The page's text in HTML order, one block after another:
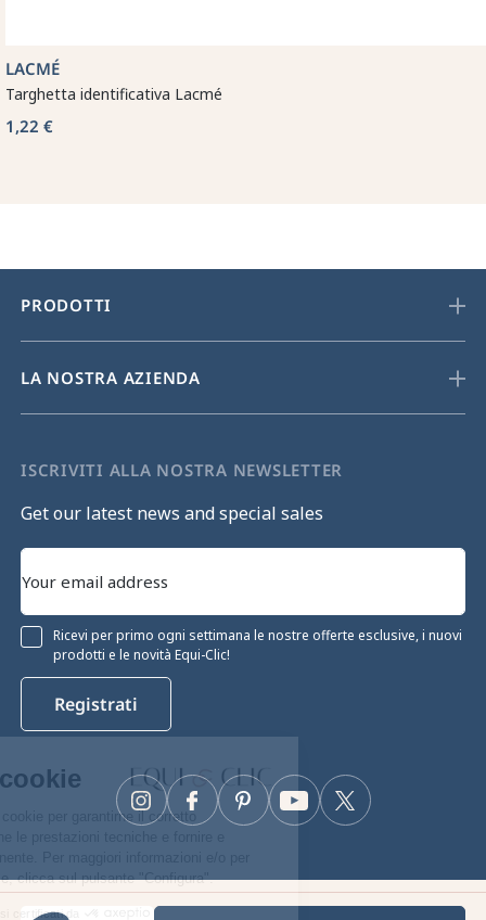
Gestione dei cookie
Il nostro sito web utilizza i cookie per garantirne il corretto
modificare le tue preferenze, clicca sul pulsante "Configura".
Consensi certificati da
LACMÉ
Targhetta identificativa Lacmé
1,22 €
PRODOTTI
LA NOSTRA AZIENDA
ISCRIVITI ALLA NOSTRA NEWSLETTER
Get our latest news and special sales
Ricevi per primo ogni settimana le nostre offerte esclusive, i nuovi
prodotti e le novità Equi-Clic!
Registrati
Facebook Twitter
YouTube
Pinterest
Instagram
Equiclic © 2026